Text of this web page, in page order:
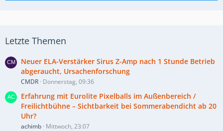
Letzte Themen
Neuer ELA-Verstärker Sirus Z-Amp nach 1 Stunde Betrieb
abgeraucht, Ursachenforschung
CMDR Donnerstag, 09:36
Erfahrung mit Eurolite Pixelballs im Außenbereich /
Freilichtbühne – Sichtbarkeit bei Sommerabendicht ab 20
Uhr?
achimb Mittwoch, 23:07